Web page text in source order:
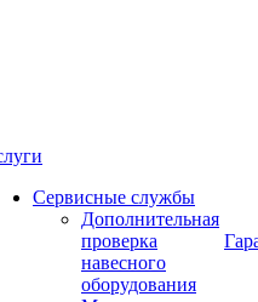
Сервисные службы
Дополнительная
проверка
навесного
оборудования